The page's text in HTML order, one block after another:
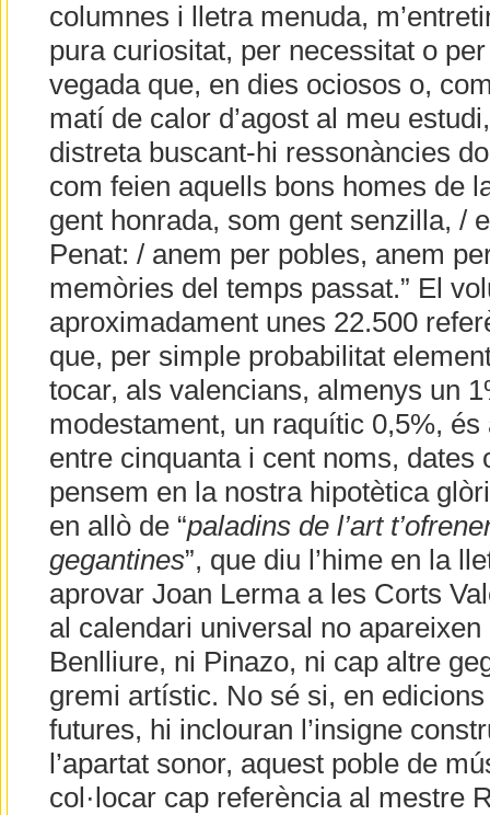
columnes i lletra menuda,
pura curiositat, per necessitat o
vegada que, en dies ociosos o,
matí de calor d’agost al meu
distreta buscant-hi ressonàncies
com feien aquells bons homes de
gent honrada, som gent senzilla, /
Penat: / anem per pobles, anem
memòries del temps passat.” El
aproximadament unes 22.500
que, per simple probabilitat
tocar, als valencians, almenys un
modestament, un raquític 0,5%,
entre cinquanta i cent noms, dates
pensem en la nostra hipotètica
en allò de “paladins de l’art
gegantines”, que diu l’hime en la
aprovar Joan Lerma a les Corts
al calendari universal no
Benlliure, ni Pinazo, ni cap altre
gremi artístic. No sé si, en
futures, hi inclouran l’insigne
l’apartat sonor, aquest poble de
col·locar cap referència al mestre